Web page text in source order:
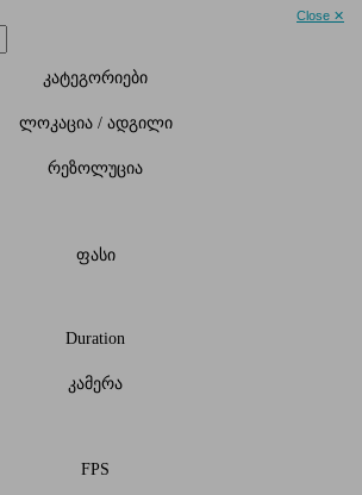
Close ✕
კატეგორიები
ლოკაცია / ადგილი
რეზოლუცია
ფასი
Duration
კამერა
FPS